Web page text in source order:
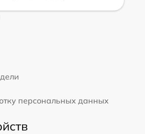
персональных данных